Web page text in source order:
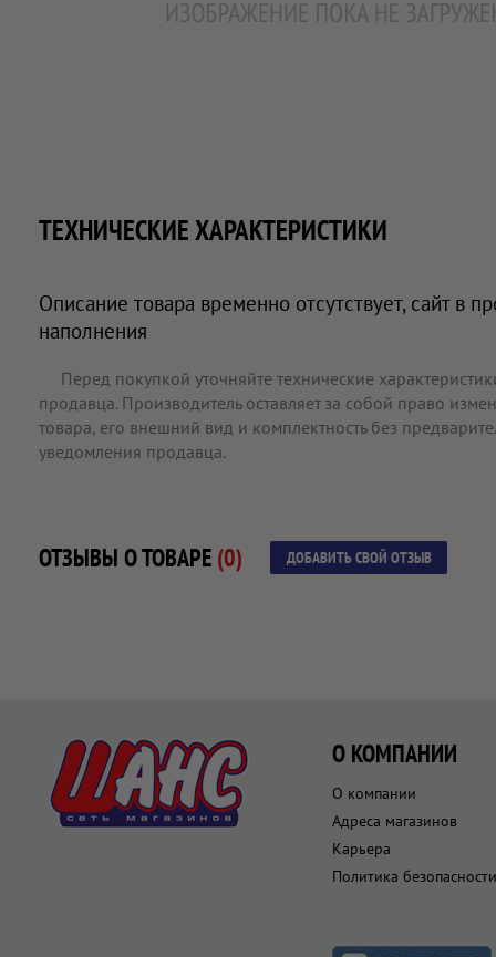
ТЕХНИЧЕСКИЕ ХАРАКТЕРИСТИКИ
Описание товара временно отсутствует, сайт в
наполнения
Перед покупкой уточняйте технические
продавца. Производитель оставляет за собой право
товара, его внешний вид и комплектность без
уведомления продавца.
ОТЗЫВЫ О ТОВАРЕ (0) ДОБАВИТЬ СВОЙ ОТЗЫВ
О КОМПАНИИ
О компании
Адреса магазинов
Карьера
Политика безопасности